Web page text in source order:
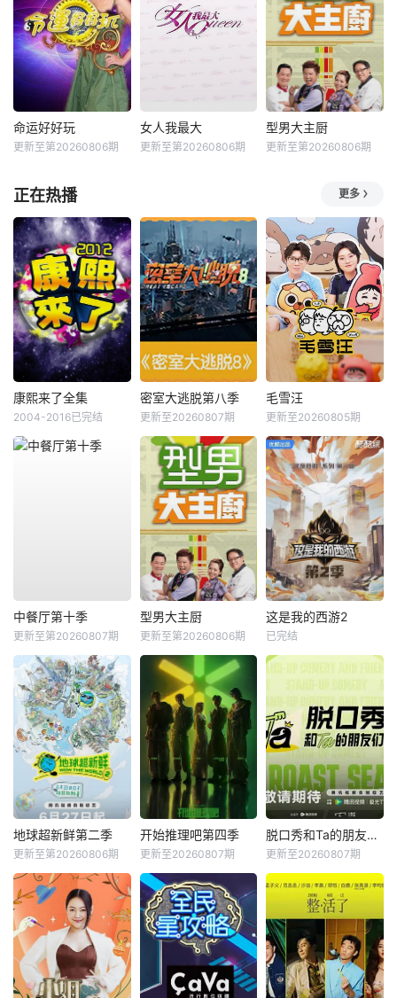
命运好好玩
更新至第20260806期
女人我最大
更新至第20260806期
型男大主厨
更新至第20260806期
正在热播 更多
康熙来了全集
2004-2016已完结
密室大逃脱第八季
更新至20260807期
毛雪汪
更新至20260805期
中餐厅第十季
更新至第20260807期
型男大主厨
更新至第20260806期
这是我的西游2
已完结
地球超新鲜第二季
更新至第20260806期
开始推理吧第四季
更新至20260807期
脱口秀和Ta的朋友们第三季
更新至20260807期